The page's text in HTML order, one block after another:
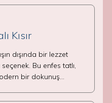
Kısır
dışında bir lezzet
Bu enfes tatlı,
bir dokunuş…